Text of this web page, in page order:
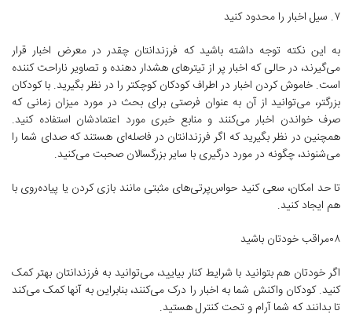
۷. سیل اخبار را محدود کنید
به این نکته توجه داشته باشید که فرزندانتان چقدر در معرض اخبار قرار
می‌گیرند، در حالی که اخبار پر از تیترهای هشدار دهنده و تصاویر ناراحت کننده
است. خاموش کردن اخبار در اطراف کودکان کوچکتر را در نظر بگیرید. با کودکان
بزرگتر، می‌توانید از آن به عنوان فرصتی برای بحث در مورد میزان زمانی که
صرف خواندن اخبار می‌کنند و منابع خبری مورد اعتمادشان استفاده کنید.
همچنین در نظر بگیرید که اگر فرزندانتان در فاصله‌ای هستند که صدای شما را
می‌شنوند، چگونه در مورد درگیری با سایر بزرگسالان صحبت می‌کنید.
تا حد امکان، سعی کنید حواس‌پرتی‌های مثبتی مانند بازی کردن یا پیاده‌روی با
هم ایجاد کنید.
۰۸مراقب خودتان باشید
اگر خودتان هم بتوانید با شرایط کنار بیایید، می‌توانید به فرزندانتان بهتر کمک
کنید. کودکان واکنش شما به اخبار را درک می‌کنند، بنابراین به آنها کمک می‌کند
تا بدانند که شما آرام و تحت کنترل هستید.